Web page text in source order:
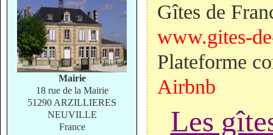
Mairie
18 rue de la Mairie
51290 ARZILLIERES
NEUVILLE
France
Gîtes de
www.gites-
Plateforme
Airbnb
Les